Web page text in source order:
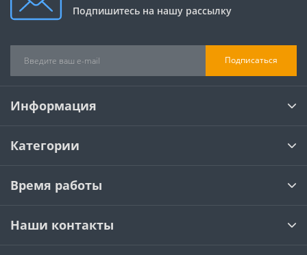
Подпишитесь на нашу рассылку
Подписаться
Информация
Категории
Время работы
Наши контакты